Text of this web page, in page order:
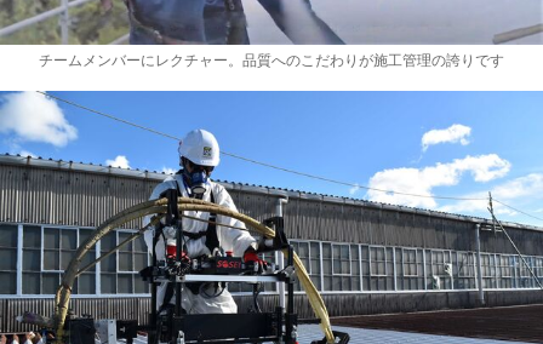
チームメンバーにレクチャー。品質へのこだわりが施工管理の誇りです